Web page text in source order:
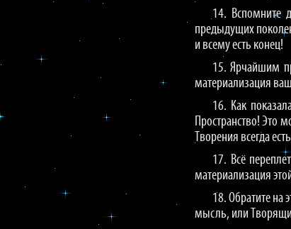
14. Вспомните
предыдущих
и всему есть конец!
15. Ярчайшим
материализация
16. Как
Пространство! Это
Творения всегда
17. Всё
материализация
18. Обратите на
мысль, или